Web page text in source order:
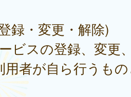
録・変更・解除)
ビスの登録、変更
用者が自ら行うも